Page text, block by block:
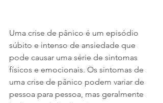
Uma crise de pânico é um episódio
súbito e intenso de ansiedade que
pode causar uma série de sintomas
físicos e emocionais. Os sintomas de
uma crise de pânico podem variar de
pessoa para pessoa, mas geralmente